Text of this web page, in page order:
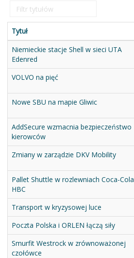
Filtr
tytułów
Tytuł
Niemieckie stacje Shell w sieci UTA
Edenred
VOLVO na pięć
Nowe SBU na mapie Gliwic
AddSecure wzmacnia bezpieczeństwo
kierowców
Zmiany w zarządzie DKV Mobility
Pallet Shuttle w rozlewniach Coca-Cola
HBC
Transport w kryzysowej luce
Poczta Polska i ORLEN łączą siły
Smurfit Westrock w zrównoważonej
czołówce